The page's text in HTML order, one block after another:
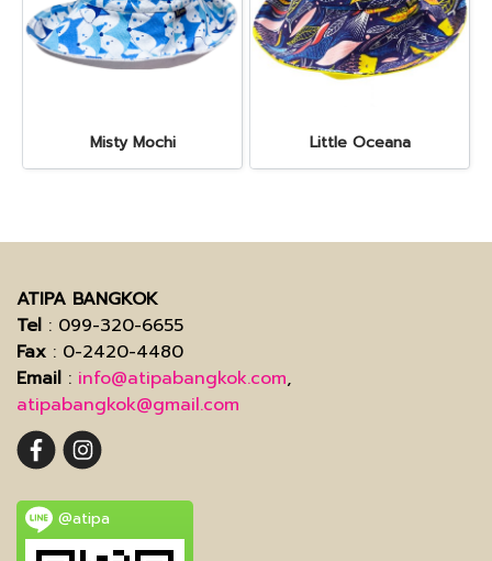
Misty Mochi Little Oceana
ATIPA BANGKOK
Tel : 099-320-6655
Fax : 0-2420-4480
Email : info@atipabangkok.com,
atipabangkok@gmail.com
@atipa